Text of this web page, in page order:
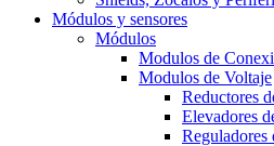
Módulos y sensores
Módulos
Modulos de
Modulos de Voltaje
Reductores
Elevadores
Reguladores